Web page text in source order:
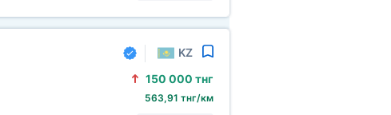
KZ
150 000 тнг
563,91 тнг/км